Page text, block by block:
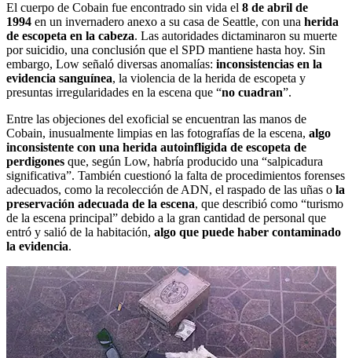
El cuerpo de Cobain fue encontrado sin vida el 8 de abril de
1994 en un invernadero anexo a su casa de Seattle, con una herida
de escopeta en la cabeza. Las autoridades dictaminaron su muerte
por suicidio, una conclusión que el SPD mantiene hasta hoy. Sin
embargo, Low señaló diversas anomalías: inconsistencias en la
evidencia sanguínea, la violencia de la herida de escopeta y
presuntas irregularidades en la escena que “no cuadran”.
Entre las objeciones del exoficial se encuentran las manos de
Cobain, inusualmente limpias en las fotografías de la escena, algo
inconsistente con una herida autoinfligida de escopeta de
perdigones que, según Low, habría producido una “salpicadura
significativa”. También cuestionó la falta de procedimientos forenses
adecuados, como la recolección de ADN, el raspado de las uñas o la
preservación adecuada de la escena, que describió como “turismo
de la escena principal” debido a la gran cantidad de personal que
entró y salió de la habitación, algo que puede haber contaminado
la evidencia.